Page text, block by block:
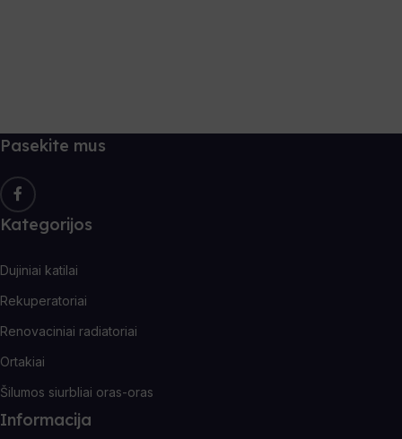
Pasekite mus
Kategorijos
Dujiniai katilai
Rekuperatoriai
Renovaciniai radiatoriai
Ortakiai
Šilumos siurbliai oras-oras
Informacija